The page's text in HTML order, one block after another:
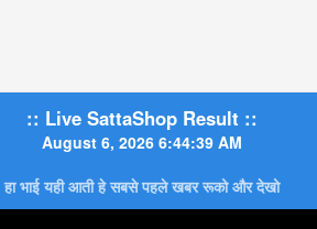
:: Live SattaShop Result ::
August 6, 2026 6:44:40 AM
हा भाई यही आती हे सबसे पहले खबर रूको और देखो